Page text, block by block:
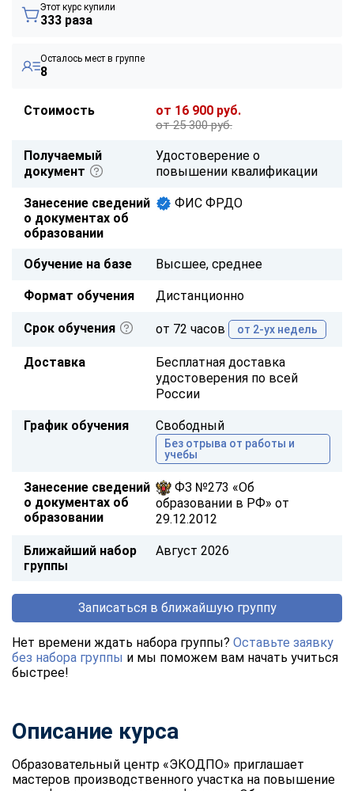
Этот курс купили
333 раза
Осталось мест в группе
8
Стоимость от 16 900 руб.
от 25 300 руб.
Получаемый
документ
Удостоверение о
повышении квалификации
Занесение сведений
о документах об
образовании
ФИС ФРДО
Обучение на базе Высшее, среднее
Формат обучения Дистанционно
Срок обучения от 72 часов от 2-ух недель
Доставка
Бесплатная доставка
удостоверения по всей
России
График обучения Свободный
Без отрыва от работы и
учебы
Занесение сведений
о документах об
образовании
ФЗ №273 «Об
образовании в РФ» от
29.12.2012
Ближайший набор
группы
Август 2026
Записаться в ближайшую группу
Нет времени ждать набора группы? Оставьте заявку
без набора группы и мы поможем вам начать учиться
быстрее!
Описание курса
Образовательный центр «ЭКОДПО» приглашает
мастеров производственного участка на повышение